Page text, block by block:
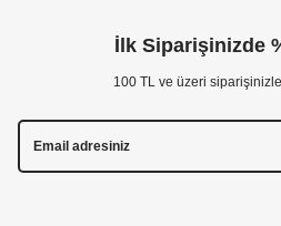
İlk Siparişinizde
100 TL ve üzeri